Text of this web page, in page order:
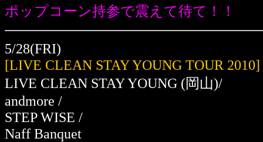
ポップコーン持参で震えて待て！！
5/28(FRI)
[LIVE CLEAN STAY YOUNG TOUR 2010]
LIVE CLEAN STAY YOUNG (岡山)/
andmore /
STEP WISE /
Naff Banquet